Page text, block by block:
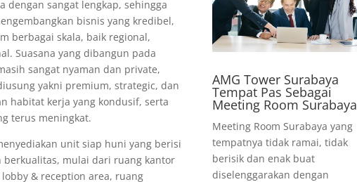
dengan sangat lengkap, sehingga
bisnis yang kredibel,
berbagai skala, baik regional,
Suasana yang dibangun pada
sangat nyaman dan private,
yakni premium, strategic, dan
habitat kerja yang kondusif, serta
terus meningkat.
unit siap huni yang berisi
mulai dari ruang kantor
& reception area, ruang
AMG Tower Surabaya
Tempat Pas Sebagai
Meeting Room Surabaya
Meeting Room Surabaya yang
tempatnya tidak ramai, tidak
berisik dan enak buat
diselenggarakan dengan